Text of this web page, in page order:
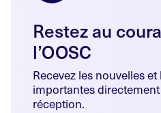
Restez au
l’OOSC
Recevez les nouvelles
importantes
réception.